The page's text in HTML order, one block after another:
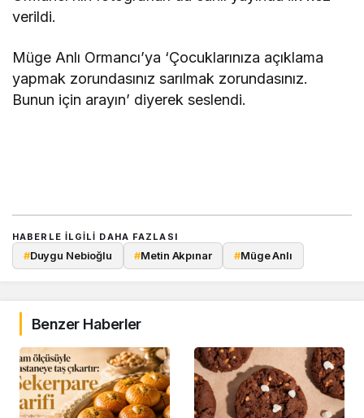
verildi.
Müge Anlı Ormancı’ya ‘Çocuklarınıza açıklama
yapmak zorundasınız sarılmak zorundasınız.
Bunun için arayın’ diyerek seslendi.
HABERLE ILGILI DAHA FAZLASI
#Duygu Nebioğlu #Metin Akpınar #Müge Anlı
Benzer Haberler